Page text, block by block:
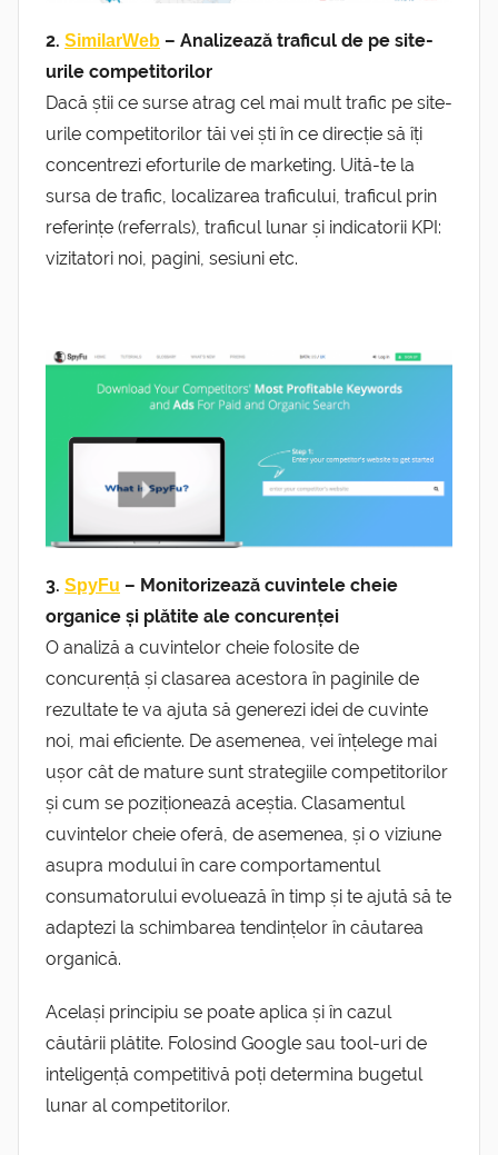
2. SimilarWeb – Analizează traficul de pe site-
urile competitorilor
Dacă știi ce surse atrag cel mai mult trafic pe site-
urile competitorilor tăi vei ști în ce direcție să îți
concentrezi eforturile de marketing. Uită-te la
sursa de trafic, localizarea traficului, traficul prin
referințe (referrals), traficul lunar și indicatorii KPI:
vizitatori noi, pagini, sesiuni etc.
3. SpyFu – Monitorizează cuvintele cheie
organice și plătite ale concurenței
O analiză a cuvintelor cheie folosite de
concurență și clasarea acestora în paginile de
rezultate te va ajuta să generezi idei de cuvinte
noi, mai eficiente. De asemenea, vei înțelege mai
ușor cât de mature sunt strategiile competitorilor
și cum se poziționează aceștia. Clasamentul
cuvintelor cheie oferă, de asemenea, și o viziune
asupra modului în care comportamentul
consumatorului evoluează în timp și te ajută să te
adaptezi la schimbarea tendințelor în căutarea
organică.
Același principiu se poate aplica și în cazul
căutării plătite. Folosind Google sau tool-uri de
inteligență competitivă poți determina bugetul
lunar al competitorilor.